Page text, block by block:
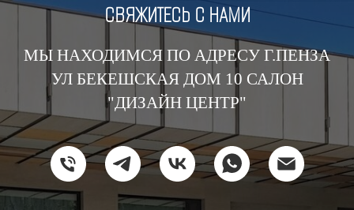
СВЯЖИТЕСЬ С НАМИ
МЫ НАХОДИМСЯ ПО АДРЕСУ Г.ПЕНЗА
УЛ БЕКЕШСКАЯ ДОМ 10 САЛОН
"ДИЗАЙН ЦЕНТР"